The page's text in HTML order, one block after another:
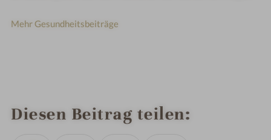
Mehr Gesundheitsbeiträge
Diesen Beitrag teilen